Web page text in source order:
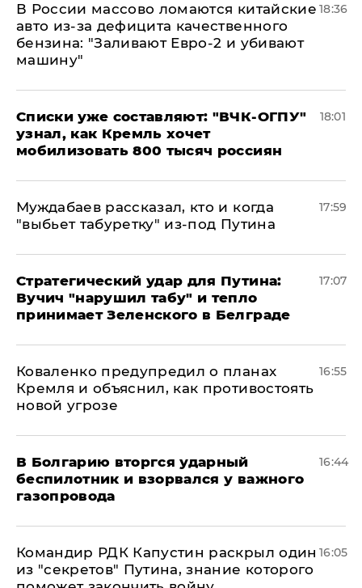
В России массово ломаются китайские
авто из-за дефицита качественного
бензина: "Заливают Евро-2 и убивают
машину"
18:36
Списки уже составляют: "ВЧК-ОГПУ"
узнал, как Кремль хочет
мобилизовать 800 тысяч россиян
18:01
Муждабаев рассказал, кто и когда
"выбьет табуретку" из-под Путина
17:59
Стратегический удар для Путина:
Вучич "нарушил табу" и тепло
принимает Зеленского в Белграде
17:07
Коваленко предупредил о планах
Кремля и объяснил, как противостоять
новой угрозе
16:55
В Болгарию вторгся ударный
беспилотник и взорвался у важного
газопровода
16:44
Командир РДК Капустин раскрыл один
из "секретов" Путина, знание которого
16:05